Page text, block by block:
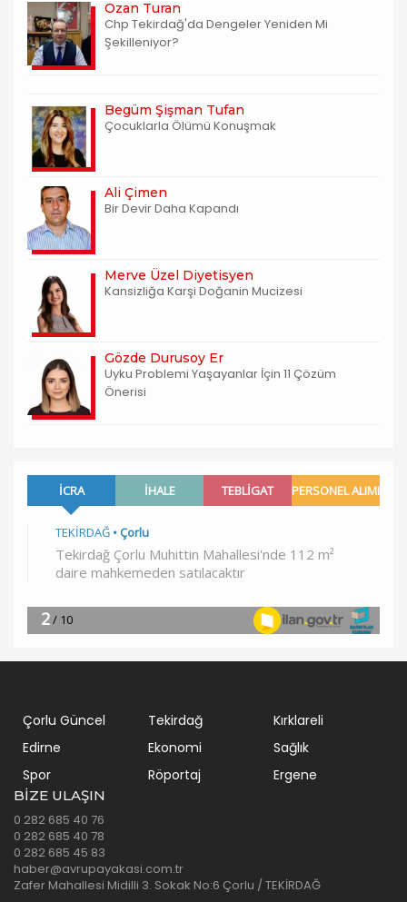
Ozan Turan
Chp Tekirdağ'da Dengeler Yeniden Mi
Şekilleniyor?
Begüm Şişman Tufan
Çocuklarla Ölümü Konuşmak
Ali Çimen
Bir Devir Daha Kapandı
Merve Üzel Diyetisyen
Kansizliğa Karşi Doğanin Mucizesi
Gözde Durusoy Er
Uyku Problemi Yaşayanlar İçin 11 Çözüm
Önerisi
Çorlu Güncel Tekirdağ
Kırklareli
Edirne
Ekonomi
Sağlık
Spor
Röportaj Ergene
BIZE ULAŞIN
0 282 685 40 76
0 282 685 40 78
0 282 685 45 83
haber@avrupayakasi.com.tr
Zafer Mahallesi Midilli 3. Sokak No:6 Çorlu / TEKİRDAĞ